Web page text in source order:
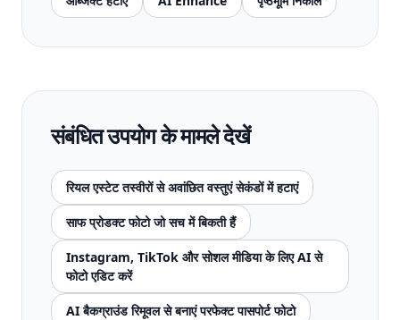
संबंधित उपयोग के मामले देखें
रियल एस्टेट तस्वीरों से अवांछित वस्तुएं सेकंडों में हटाएं
साफ प्रोडक्ट फोटो जो सच में बिकती हैं
Instagram, TikTok और सोशल मीडिया के लिए AI से
फोटो एडिट करें
AI बैकग्राउंड रिमूवल से बनाएं परफेक्ट पासपोर्ट फोटो